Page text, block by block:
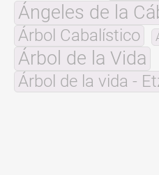
Ángeles de la
Árbol Cabalístico
Árbol de la Vida
Árbol de la vida -